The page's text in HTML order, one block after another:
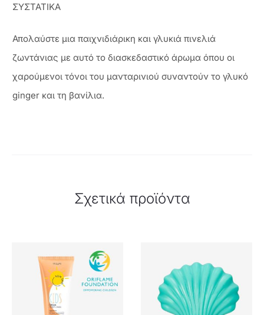
ΣΥΣΤΑΤΙΚΑ
Απολαύστε μια παιχνιδιάρικη και γλυκιά πινελιά
ζωντάνιας με αυτό το διασκεδαστικό άρωμα όπου οι
χαρούμενοι τόνοι του μανταρινιού συναντούν το γλυκό
ginger και τη βανίλια.
Σχετικά προϊόντα